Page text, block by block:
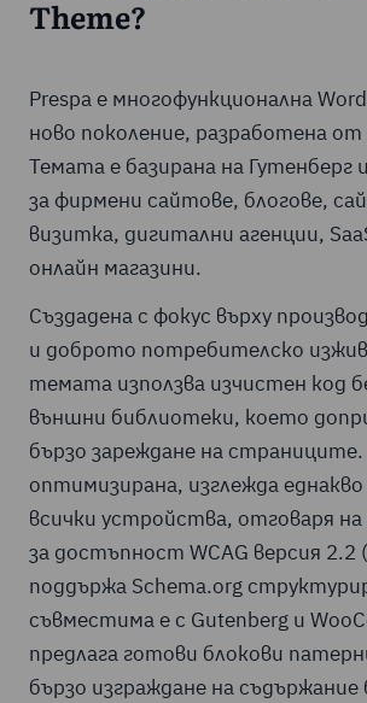
Theme?
Prespa е многофункционална
ново поколение, разработена от
Темата е базирана на Гутенберг
за фирмени сайтове, блогове,
визитка, дигитални агенции,
онлайн магазини.
Създадена с фокус върху
и доброто потребителско
темата използва изчистен код
външни библиотеки, което
бързо зареждане на страниците.
оптимизирана, изглежда
всички устройства, отговаря
за достъпност WCAG версия 2.2
поддържа Schema.org
съвместима е с Gutenberg и
предлага готови блокови
бързо изграждане на съдържание